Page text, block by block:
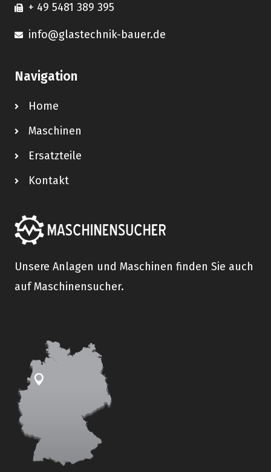
+ 49 5481 389 395
info@glastechnik-bauer.de
Navigation
Home
Maschinen
Ersatzteile
Kontakt
Unsere Anlagen und Maschinen finden Sie auch
auf Maschinensucher.